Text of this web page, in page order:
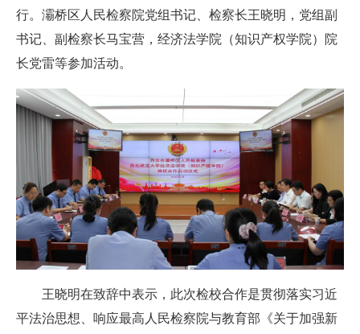
行。灞桥区人民检察院党组书记、检察长王晓明，党组副
书记、副检察长马宝营，经济法学院（知识产权学院）院
长党雷等参加活动。
王晓明在致辞中表示，此次检校合作是贯彻落实习近
平法治思想、响应最高人民检察院与教育部《关于加强新